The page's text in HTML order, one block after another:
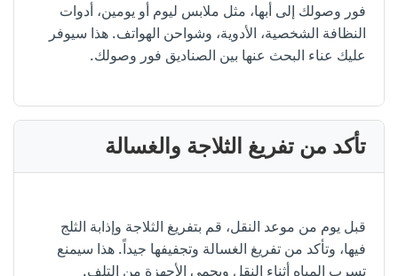
فور وصولك إلى أبها، مثل ملابس ليوم أو يومين، أدوات
النظافة الشخصية، الأدوية، وشواحن الهواتف. هذا سيوفر
عليك عناء البحث عنها بين الصناديق فور وصولك.
تأكد من تفريغ الثلاجة والغسالة
قبل يوم من موعد النقل، قم بتفريغ الثلاجة وإذابة الثلج
فيها، وتأكد من تفريغ الغسالة وتجفيفها جيداً. هذا سيمنع
تسرب المياه أثناء النقل ويحمي الأجهزة من التلف.